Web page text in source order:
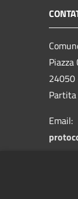
24050
Email: